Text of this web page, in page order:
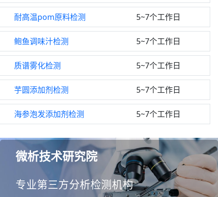
耐高温pom原料检测 5~7个工作日
鲍鱼调味汁检测 5~7个工作日
质谱雾化检测 5~7个工作日
芋圆添加剂检测 5~7个工作日
海参泡发添加剂检测 5~7个工作日
微析技术研究院
专业第三方分析检测机构